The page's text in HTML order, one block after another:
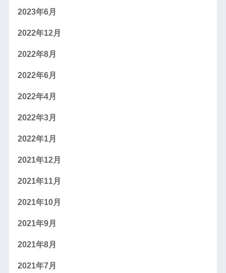
2023年6月
2022年12月
2022年8月
2022年6月
2022年4月
2022年3月
2022年1月
2021年12月
2021年11月
2021年10月
2021年9月
2021年8月
2021年7月